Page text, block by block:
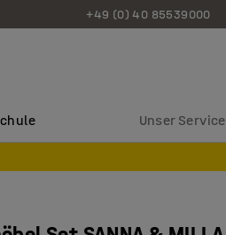
+49 (0) 40 85539000
Unser Service